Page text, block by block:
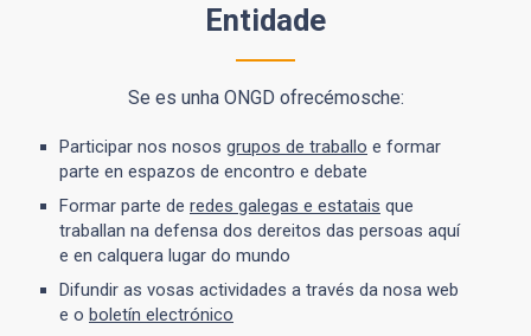
Entidade
Se es unha ONGD ofrecémosche:
Participar nos nosos grupos de traballo e formar
parte en espazos de encontro e debate
Formar parte de redes galegas e estatais que
traballan na defensa dos dereitos das persoas aquí
e en calquera lugar do mundo
Difundir as vosas actividades a través da nosa web
e o boletín electrónico